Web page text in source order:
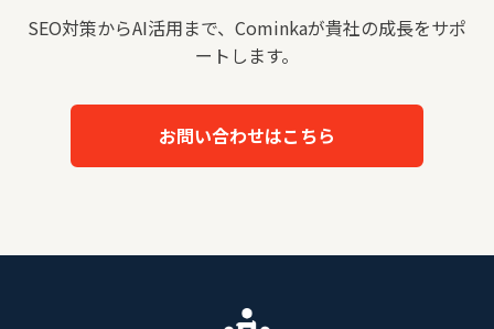
SEO対策からAI活用まで、Cominkaが貴社の成長をサポ
ートします。
お問い合わせはこちら